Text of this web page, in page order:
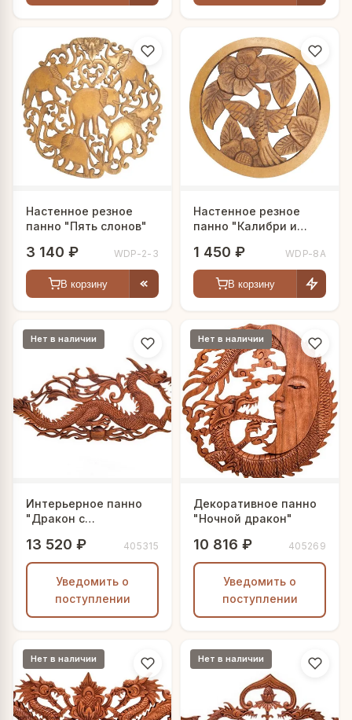
Настенное резное
панно "Пять слонов"
3 140 ₽ WDP-2-3
В корзину
Настенное резное
панно "Калибри и
1 450 ₽ WDP-8A
В корзину
Нет в наличии
Интерьерное панно
"Дракон с
13 520 ₽ 405315
Уведомить о
поступлении
Нет в наличии
Декоративное панно
"Ночной дракон"
10 816 ₽ 405269
Уведомить о
поступлении
Нет в наличии Нет в наличии